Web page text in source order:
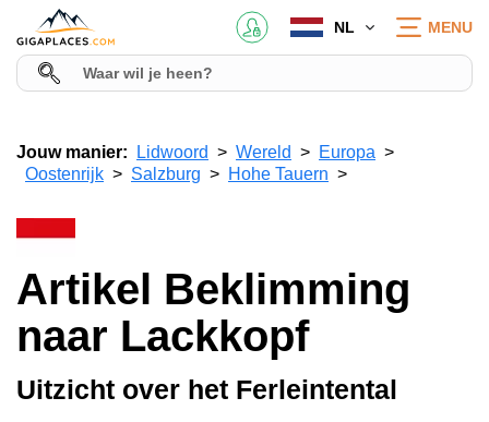
NL MENU
Jouw manier: Lidwoord Wereld
Europa
Oostenrijk
Salzburg Hohe Tauern
Artikel Beklimming
naar Lackkopf
Uitzicht over het Ferleintental